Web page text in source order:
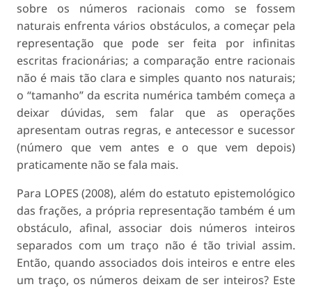
sobre os números racionais como se fossem
naturais enfrenta vários obstáculos, a começar pela
representação que pode ser feita por infinitas
escritas fracionárias; a comparação entre racionais
não é mais tão clara e simples quanto nos naturais;
o “tamanho” da escrita numérica também começa a
deixar dúvidas, sem falar que as operações
apresentam outras regras, e antecessor e sucessor
(número que vem antes e o que vem depois)
praticamente não se fala mais.
Para LOPES (2008), além do estatuto epistemológico
das frações, a própria representação também é um
obstáculo, afinal, associar dois números inteiros
separados com um traço não é tão trivial assim.
Então, quando associados dois inteiros e entre eles
um traço, os números deixam de ser inteiros? Este